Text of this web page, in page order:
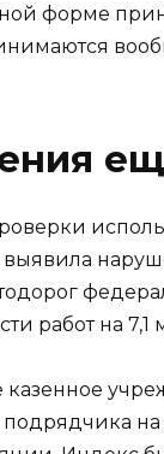
форме
работ на 7,1
казенное
на